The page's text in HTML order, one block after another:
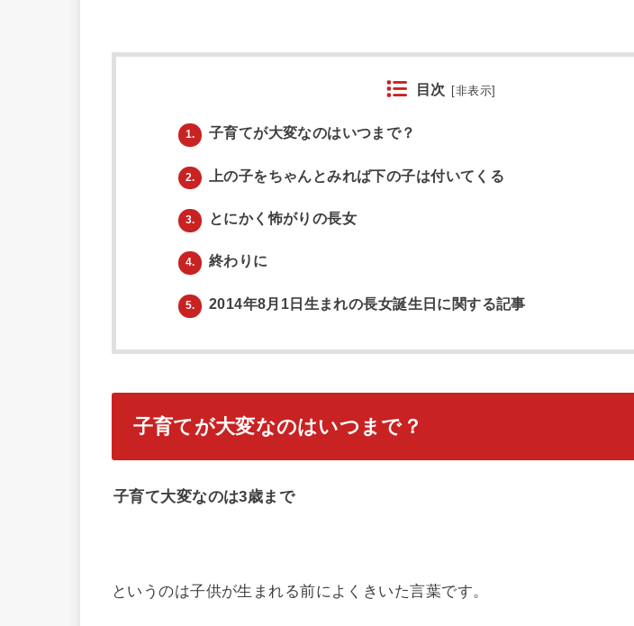
目次 [非表示]
1. 子育てが大変なのはいつまで？
2. 上の子をちゃんとみれば下の子は付いてくる
3. とにかく怖がりの長女
4. 終わりに
5. 2014年8月1日生まれの長女誕生日に関する記事
子育てが大変なのはいつまで？
子育て大変なのは3歳まで
というのは子供が生まれる前によくきいた言葉です。